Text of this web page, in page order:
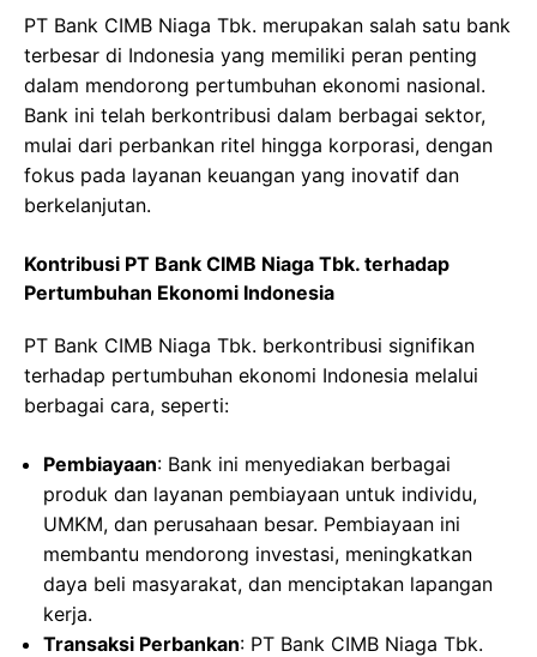
PT Bank CIMB Niaga Tbk. merupakan salah satu bank
terbesar di Indonesia yang memiliki peran penting
dalam mendorong pertumbuhan ekonomi nasional.
Bank ini telah berkontribusi dalam berbagai sektor,
mulai dari perbankan ritel hingga korporasi, dengan
fokus pada layanan keuangan yang inovatif dan
berkelanjutan.
Kontribusi PT Bank CIMB Niaga Tbk. terhadap
Pertumbuhan Ekonomi Indonesia
PT Bank CIMB Niaga Tbk. berkontribusi signifikan
terhadap pertumbuhan ekonomi Indonesia melalui
berbagai cara, seperti:
Pembiayaan: Bank ini menyediakan berbagai
produk dan layanan pembiayaan untuk individu,
UMKM, dan perusahaan besar. Pembiayaan ini
membantu mendorong investasi, meningkatkan
daya beli masyarakat, dan menciptakan lapangan
kerja.
Transaksi Perbankan: PT Bank CIMB Niaga Tbk.